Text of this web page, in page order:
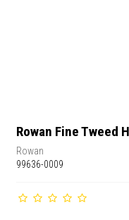
Rowan Fine Tweed
Rowan
99636-0009